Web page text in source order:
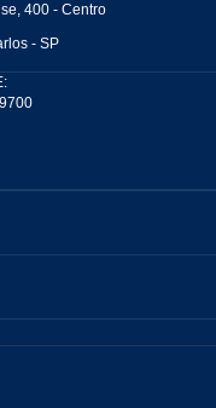
400 - Centro
- SP